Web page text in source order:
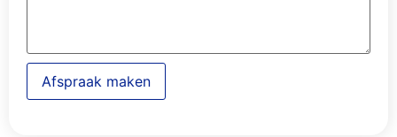
Afspraak maken